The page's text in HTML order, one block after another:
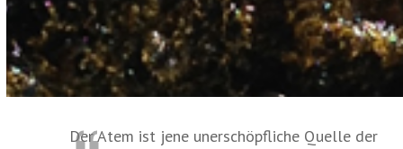
Der Atem ist jene unerschöpfliche Quelle der